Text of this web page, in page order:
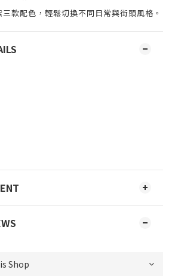
款配色，輕鬆切換不同日常與街頭風格。